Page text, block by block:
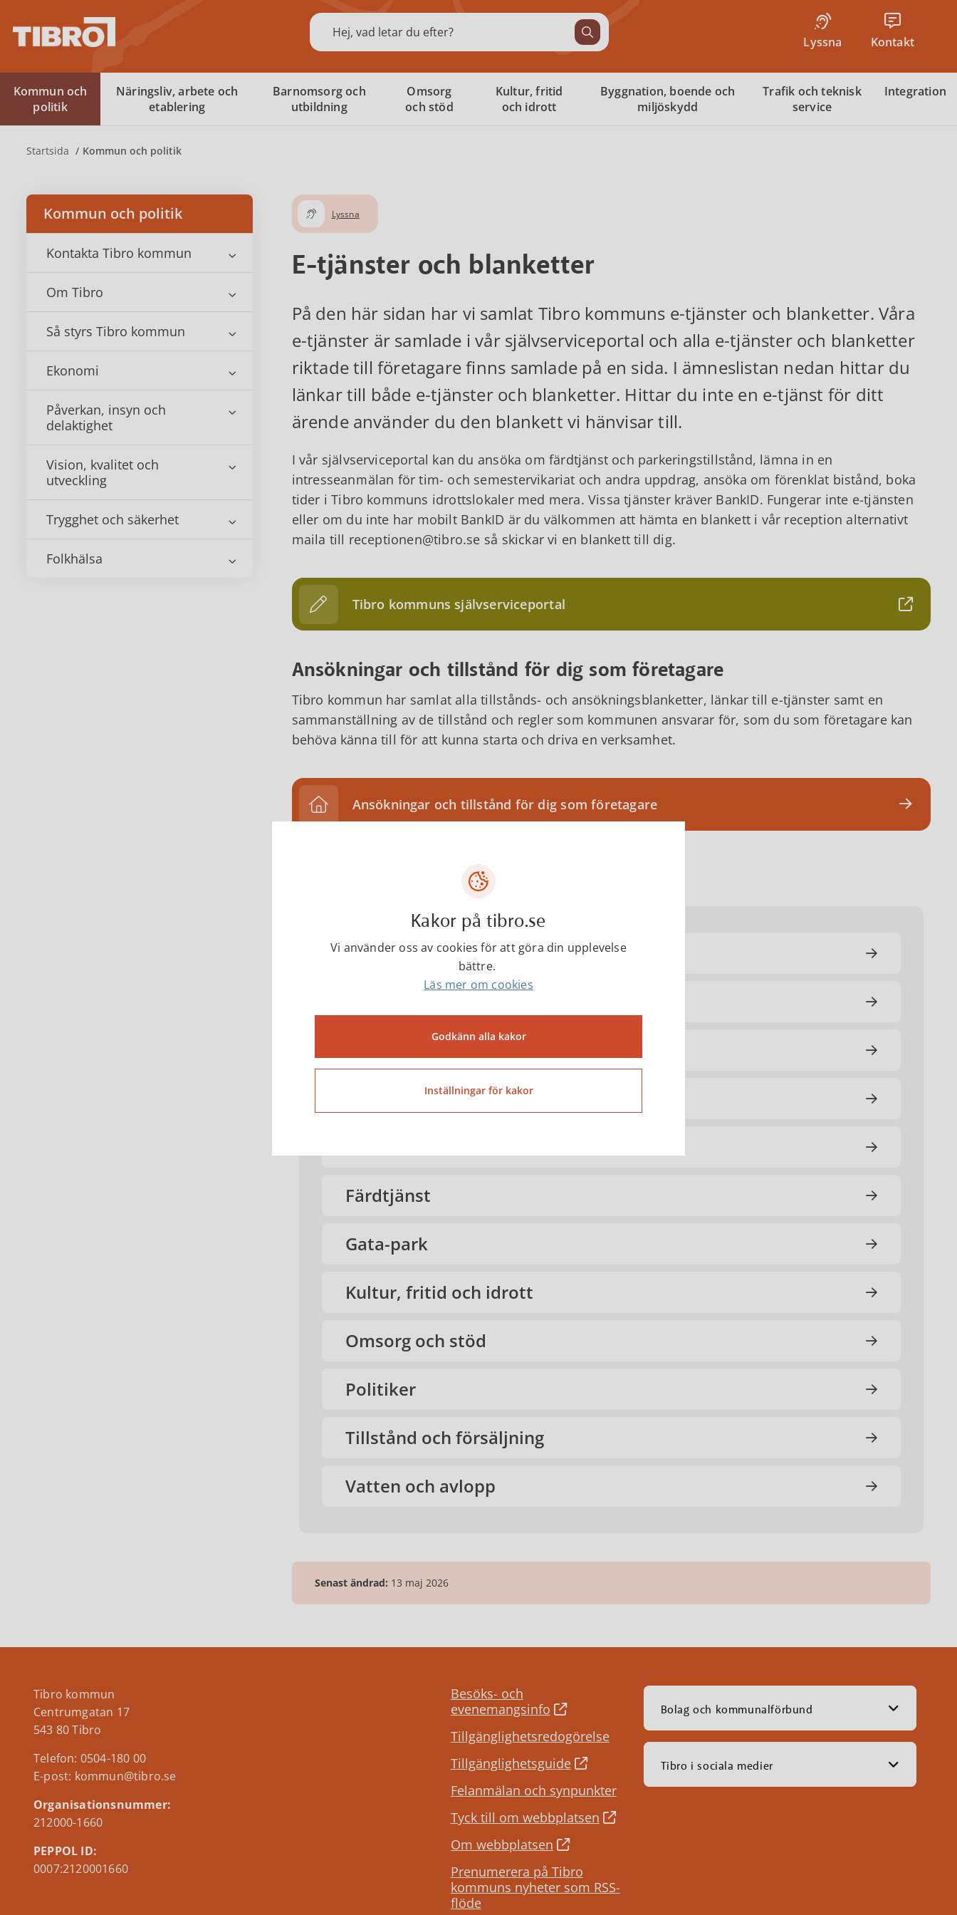
Sök
Lyssna Kontakt
Kommun och
politik
Näringsliv, arbete och
etablering
Barnomsorg och
utbildning
Omsorg
och stöd
Kultur, fritid
och idrott
Byggnation, boende och
miljöskydd
Trafik och teknisk
service
Integration
Startsida Kommun och politik
Kommun och politik
Kontakta Tibro kommun
Om Tibro
Så styrs Tibro kommun
Ekonomi
Påverkan, insyn och
delaktighet
Vision, kvalitet och
utveckling
Trygghet och säkerhet
Folkhälsa
Lyssna
E-tjänster och blanketter
På den här sidan har vi samlat Tibro kommuns e-tjänster och blanketter. Våra
e-tjänster är samlade i vår självserviceportal och alla e-tjänster och blanketter
riktade till företagare finns samlade på en sida. I ämneslistan nedan hittar du
länkar till både e-tjänster och blanketter. Hittar du inte en e-tjänst för ditt
ärende använder du den blankett vi hänvisar till.
I vår självserviceportal kan du ansöka om färdtjänst och parkeringstillstånd, lämna in en
intresseanmälan för tim- och semestervikariat och andra uppdrag, ansöka om förenklat bistånd, boka
tider i Tibro kommuns idrottslokaler med mera. Vissa tjänster kräver BankID. Fungerar inte e-tjänsten
eller om du inte har mobilt BankID är du välkommen att hämta en blankett i vår reception alternativt
maila till receptionen@tibro.se så skickar vi en blankett till dig.
Tibro kommuns självserviceportal
Ansökningar och tillstånd för dig som företagare
Tibro kommun har samlat alla tillstånds- och ansökningsblanketter, länkar till e-tjänster samt en
sammanställning av de tillstånd och regler som kommunen ansvarar för, som du som företagare kan
behöva känna till för att kunna starta och driva en verksamhet.
Ansökningar och tillstånd för dig som företagare
Blanketter och e-tjänster
Arbetsgivar-/tjänstgöringsintyg
Bygga och bo
Färdtjänst
Gata-park
Kultur, fritid och idrott
Omsorg och stöd
Politiker
Tillstånd och försäljning
Vatten och avlopp
Senast ändrad: 13 maj 2026
Tibro kommun
Centrumgatan 17
543 80 Tibro
Telefon: 0504-180 00
E-post: kommun@tibro.se
Organisationsnummer:
212000-1660
PEPPOL ID:
0007:2120001660
Besöks- och
evenemangsinfo
Tillgänglighetsredogörelse
Tillgänglighetsguide
Felanmälan och synpunkter
Tyck till om webbplatsen
Om webbplatsen
Prenumerera på Tibro
kommuns nyheter som RSS-
flöde
Bolag och kommunalförbund
Tibro i sociala medier
Kakor på tibro.se
Vi använder oss av cookies för att göra din upplevelse
bättre.
Läs mer om cookies
Godkänn alla kakor
Inställningar för kakor